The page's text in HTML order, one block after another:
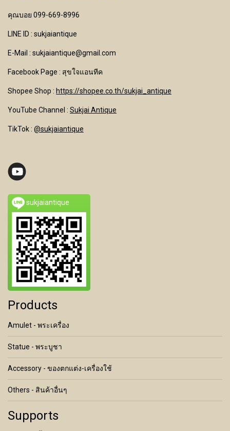
คุณบอย 099-669-8996
LINE ID : sukjaiantique
E-Mail : sukjaiantique@gmail.com
Facebook Page : สุขใจแอนทีค
Shopee Shop : https://shopee.co.th/sukjai_antique
YouTube Channel : Sukjai Antique
TikTok : @sukjaiantique
sukjaiantique
Products
Amulet - พระเครื่อง
Statue - พระบูชา
Accessory - ของตกแต่ง-เครื่องใช้
Others - สินค้าอื่นๆ
Supports